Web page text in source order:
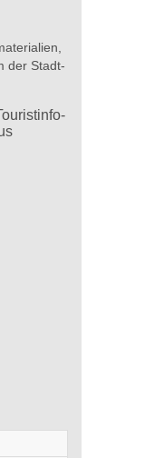
Oktober
der Stadt-